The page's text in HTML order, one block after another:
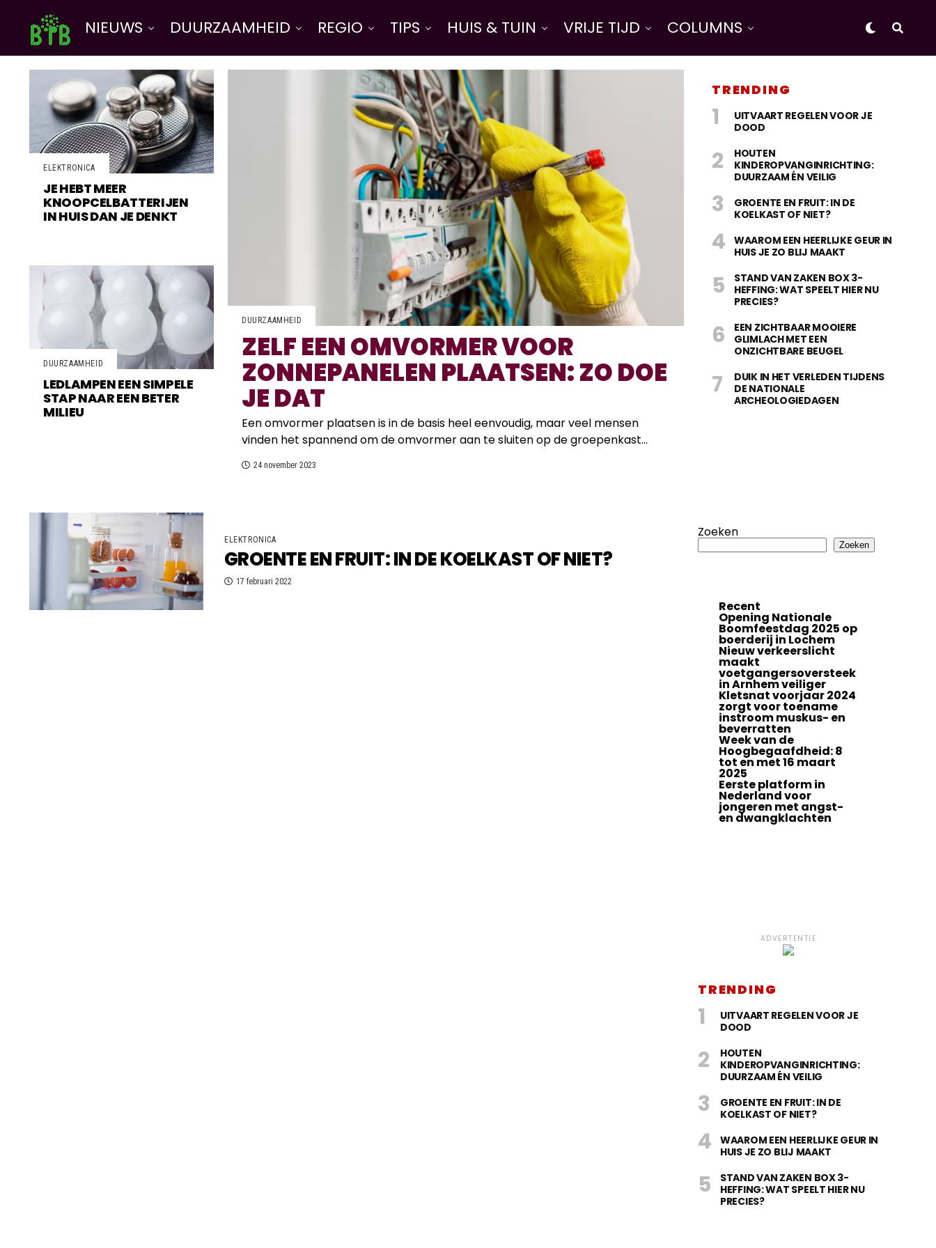
NIEUWS DUURZAAMHEID REGIO TIPS HUIS & TUIN VRIJE TIJD COLUMNS
DUURZAAMHEID
ZELF EEN OMVORMER VOOR
ZONNEPANELEN PLAATSEN: ZO DOE
JE DAT
Een omvormer plaatsen is in de basis heel eenvoudig, maar veel mensen
vinden het spannend om de omvormer aan te sluiten op de groepenkast...
24 november 2023
ELEKTRONICA
JE HEBT MEER
KNOOPCELBATTERIJEN
IN HUIS DAN JE DENKT
DUURZAAMHEID
LEDLAMPEN EEN SIMPELE
STAP NAAR EEN BETER
MILIEU
TRENDING
UITVAART REGELEN VOOR JE
DOOD
HOUTEN
KINDEROPVANGINRICHTING:
DUURZAAM ÉN VEILIG
GROENTE EN FRUIT: IN DE
KOELKAST OF NIET?
WAAROM EEN HEERLIJKE GEUR IN
HUIS JE ZO BLIJ MAAKT
STAND VAN ZAKEN BOX 3-
HEFFING: WAT SPEELT HIER NU
PRECIES?
EEN ZICHTBAAR MOOIERE
GLIMLACH MET EEN
ONZICHTBARE BEUGEL
DUIK IN HET VERLEDEN TIJDENS
DE NATIONALE
ARCHEOLOGIEDAGEN
ELEKTRONICA
GROENTE EN FRUIT: IN DE KOELKAST OF NIET?
17 februari 2022
Zoeken
Zoeken
Recent
Opening Nationale
Boomfeestdag 2025 op
boerderij in Lochem
Nieuw verkeerslicht
maakt
voetgangersoversteek
in Arnhem veiliger
Kletsnat voorjaar 2024
zorgt voor toename
instroom muskus- en
beverratten
Week van de
Hoogbegaafdheid: 8
tot en met 16 maart
2025
Eerste platform in
Nederland voor
jongeren met angst-
en dwangklachten
ADVERTENTIE
TRENDING
UITVAART REGELEN VOOR JE
DOOD
HOUTEN
KINDEROPVANGINRICHTING:
DUURZAAM ÉN VEILIG
GROENTE EN FRUIT: IN DE
KOELKAST OF NIET?
WAAROM EEN HEERLIJKE GEUR IN
HUIS JE ZO BLIJ MAAKT
STAND VAN ZAKEN BOX 3-
HEFFING: WAT SPEELT HIER NU
PRECIES?